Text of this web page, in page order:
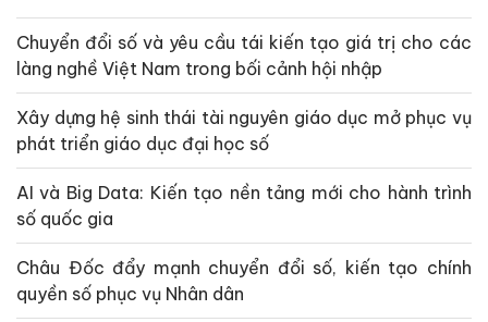
Chuyển đổi số và yêu cầu tái kiến tạo giá trị cho các
làng nghề Việt Nam trong bối cảnh hội nhập
Xây dựng hệ sinh thái tài nguyên giáo dục mở phục vụ
phát triển giáo dục đại học số
AI và Big Data: Kiến tạo nền tảng mới cho hành trình
số quốc gia
Châu Đốc đẩy mạnh chuyển đổi số, kiến tạo chính
quyền số phục vụ Nhân dân